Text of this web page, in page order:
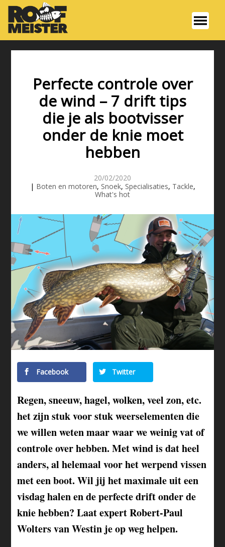
Perfecte controle over
de wind – 7 drift tips
die je als bootvisser
onder de knie moet
hebben
20/02/2020
| Boten en motoren, Snoek, Specialisaties, Tackle,
What's hot
Facebook Twitter
Regen, sneeuw, hagel, wolken, veel zon, etc.
het zijn stuk voor stuk weerselementen die
we willen weten maar waar we weinig vat of
controle over hebben. Met wind is dat heel
anders, al helemaal voor het werpend vissen
met een boot. Wil jij het maximale uit een
visdag halen en de perfecte drift onder de
knie hebben? Laat expert Robert-Paul
Wolters van Westin je op weg helpen.